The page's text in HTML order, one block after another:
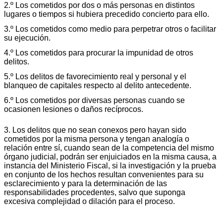
2.º Los cometidos por dos o más personas en distintos
lugares o tiempos si hubiera precedido concierto para ello.
3.º Los cometidos como medio para perpetrar otros o facilitar
su ejecución.
4.º Los cometidos para procurar la impunidad de otros
delitos.
5.º Los delitos de favorecimiento real y personal y el
blanqueo de capitales respecto al delito antecedente.
6.º Los cometidos por diversas personas cuando se
ocasionen lesiones o daños recíprocos.
3. Los delitos que no sean conexos pero hayan sido
cometidos por la misma persona y tengan analogía o
relación entre sí, cuando sean de la competencia del mismo
órgano judicial, podrán ser enjuiciados en la misma causa, a
instancia del Ministerio Fiscal, si la investigación y la prueba
en conjunto de los hechos resultan convenientes para su
esclarecimiento y para la determinación de las
responsabilidades procedentes, salvo que suponga
excesiva complejidad o dilación para el proceso.